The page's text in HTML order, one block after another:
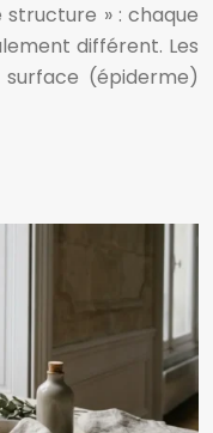
» : chaque
différent. Les
(épiderme)